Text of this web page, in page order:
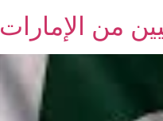
من الإمارات